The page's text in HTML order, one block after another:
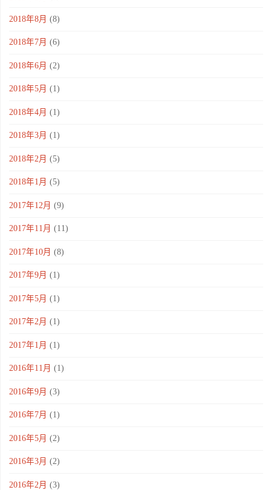
2018年8月 (8)
2018年7月 (6)
2018年6月 (2)
2018年5月 (1)
2018年4月 (1)
2018年3月 (1)
2018年2月 (5)
2018年1月 (5)
2017年12月 (9)
2017年11月 (11)
2017年10月 (8)
2017年9月 (1)
2017年5月 (1)
2017年2月 (1)
2017年1月 (1)
2016年11月 (1)
2016年9月 (3)
2016年7月 (1)
2016年5月 (2)
2016年3月 (2)
2016年2月 (3)